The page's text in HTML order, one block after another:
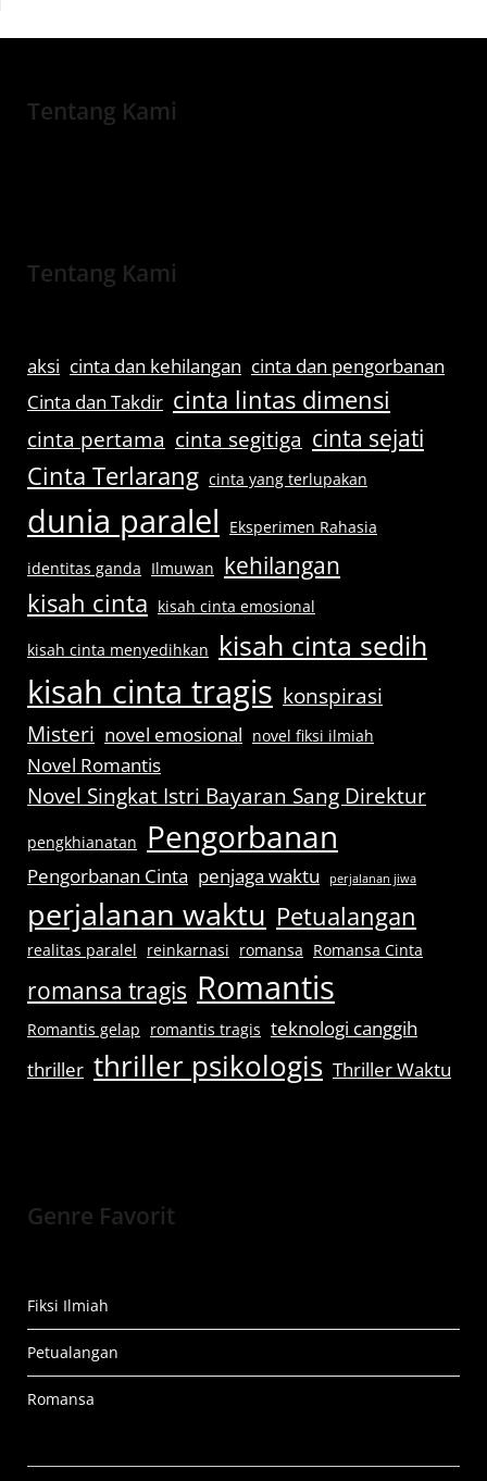
Tentang Kami
Tentang Kami
aksi cinta dan kehilangan cinta dan pengorbanan
Cinta dan Takdir cinta lintas dimensi
cinta pertama cinta segitiga cinta sejati
Cinta Terlarang cinta yang terlupakan
dunia paralel
Eksperimen Rahasia
identitas ganda Ilmuwan kehilangan
kisah cinta kisah cinta emosional
kisah cinta menyedihkan kisah cinta sedih
kisah cinta tragis konspirasi
Misteri novel emosional novel fiksi ilmiah
Novel Romantis
Novel Singkat Istri Bayaran Sang Direktur
pengkhianatan Pengorbanan
Pengorbanan Cinta penjaga waktu perjalanan jiwa
perjalanan waktu Petualangan
realitas paralel reinkarnasi romansa Romansa Cinta
romansa tragis Romantis
Romantis gelap romantis tragis teknologi canggih
thriller thriller psikologis Thriller Waktu
Genre Favorit
Fiksi Ilmiah
Petualangan
Romansa